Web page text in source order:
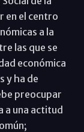
en el centro
a la
las que se
económica
y ha de
preocupar
a una actitud